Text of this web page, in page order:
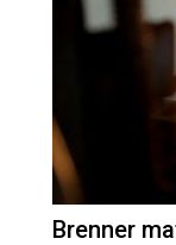
Brenner